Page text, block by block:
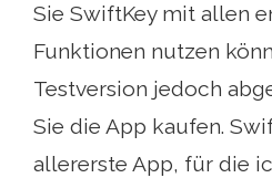
Sie SwiftKey mit allen
Funktionen nutzen
Testversion jedoch
Sie die App kaufen.
allererste App, für die